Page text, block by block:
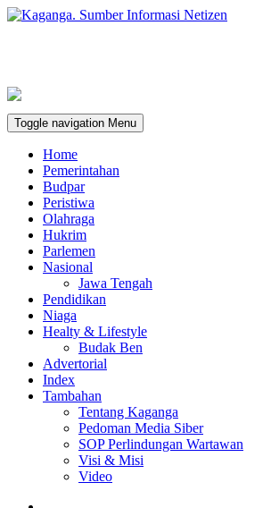
Toggle navigation Menu
Home
Pemerintahan
Budpar
Peristiwa
Olahraga
Hukrim
Parlemen
Nasional
Jawa Tengah
Pendidikan
Niaga
Healty & Lifestyle
Budak Ben
Advertorial
Index
Tambahan
Tentang Kaganga
Pedoman Media Siber
SOP Perlindungan Wartawan
Visi & Misi
Video